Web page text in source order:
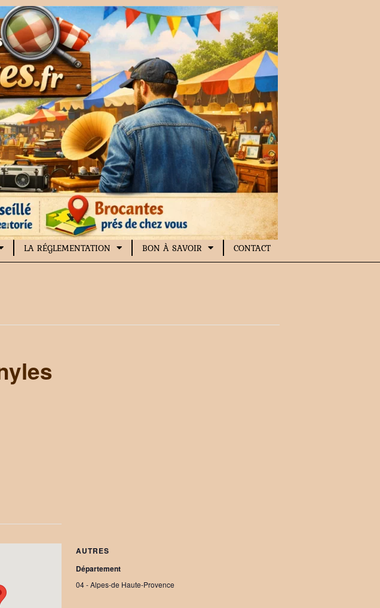
LA RÉGLEMENTATION BON À SAVOIR CONTACT
AUTRES
Département
04 - Alpes-de Haute-Provence